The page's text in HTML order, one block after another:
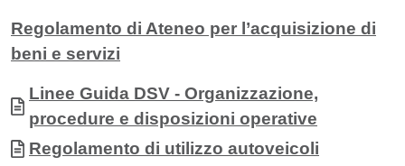
Regolamento di Ateneo per l’acquisizione di
beni e servizi
Allegati
Documento
Linee Guida DSV - Organizzazione,
procedure e disposizioni operative
Documento
Regolamento di utilizzo autoveicoli